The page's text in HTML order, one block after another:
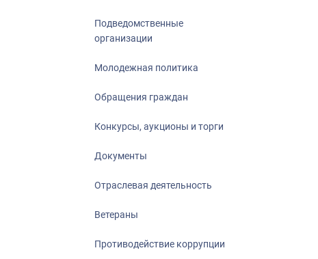
Подведомственные
организации
Молодежная политика
Обращения граждан
Конкурсы, аукционы и торги
Документы
Отраслевая деятельность
Ветераны
Противодействие коррупции